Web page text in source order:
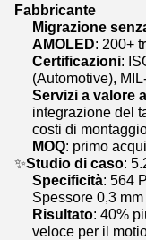
Fabbricante
Migrazione
AMOLED: 200+
Certificazioni:
(Automotive),
Servizi a valore
integrazione del
costi di
MOQ: primo
✨Studio di caso:
Specificità: 564
Spessore 0,3 mm
Risultato: 40%
veloce per il